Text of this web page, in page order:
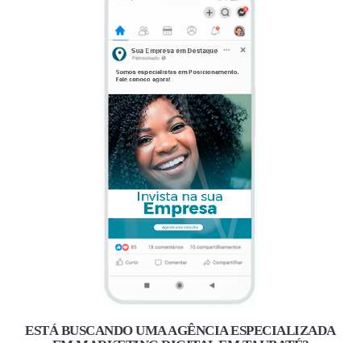
ESTÁ BUSCANDO UMA AGÊNCIA ESPECIALIZADA